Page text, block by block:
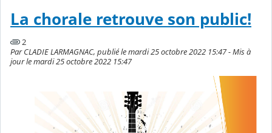
La chorale retrouve son public!
2
Par CLADIE LARMAGNAC, publié le mardi 25 octobre 2022 15:47 - Mis à
jour le mardi 25 octobre 2022 15:47